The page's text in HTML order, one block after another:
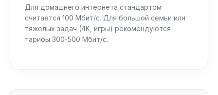
Для домашнего интернета стандартом
считается 100 Мбит/с. Для большой семьи или
тяжелых задач (4K, игры) рекомендуются
тарифы 300-500 Мбит/с.